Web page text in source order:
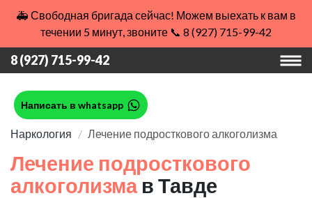
🚑 Свободная бригада сейчас! Можем выехать к вам в
течении 5 минут, звоните 📞 8 (927) 715-99-42
8 (927) 715-99-42
Написать в whatsapp
Наркология Лечение подросткового алкоголизма
Лечение подросткового
алкоголизма в Тавде